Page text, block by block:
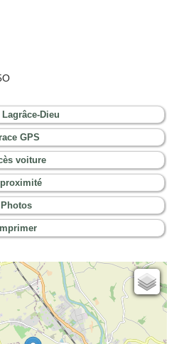
Lagrâce-Dieu
GPS
voiture
Photos
Cartes IGN
Open Topo Map
Open Street Map
ESRI Word Imagery